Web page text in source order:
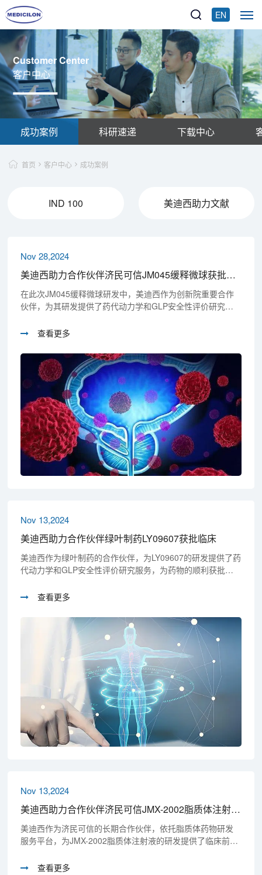
EN
Customer Center
客户中心
成功案例 科研速递 下载中心
首页 客户中心 成功案例
IND 100 美迪西助力文献
Nov 28,2024
美迪西助力合作伙伴济民可信JM045缓释微球获批临床
在此次JM045缓释微球研发中，美迪西作为创新院重要合作
伙伴，为其研发提供了药代动力学和GLP安全性评价研究服
查看更多
Nov 13,2024
美迪西助力合作伙伴绿叶制药LY09607获批临床
美迪西作为绿叶制药的合作伙伴，为LY09607的研发提供了药
代动力学和GLP安全性评价研究服务，为药物的顺利获批奠
查看更多
Nov 13,2024
美迪西助力合作伙伴济民可信JMX-2002脂质体注射液获批临床
美迪西作为济民可信的长期合作伙伴，依托脂质体药物研发
服务平台，为JMX-2002脂质体注射液的研发提供了临床前药
研发进程。
查看更多